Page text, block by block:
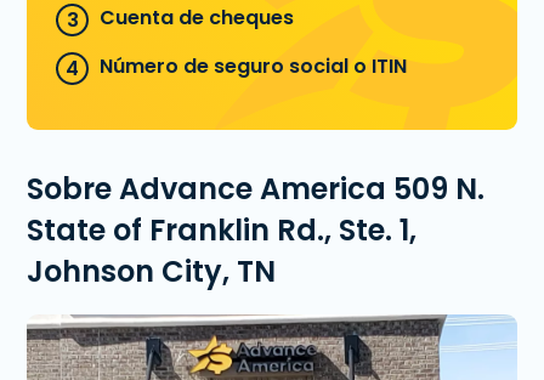
Cuenta de cheques
Número de seguro social o ITIN
Sobre Advance America 509 N.
State of Franklin Rd., Ste. 1,
Johnson City, TN